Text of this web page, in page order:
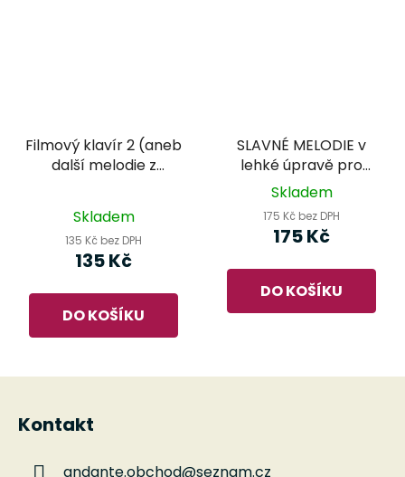
Filmový klavír 2 (aneb
další melodie z
hodnocení
produktu
5,0
z
hvězdiček.
Skladem
135 Kč bez DPH
135 Kč
DO KOŠÍKU
SLAVNÉ MELODIE v
lehké úpravě pro
klavír 8
Skladem
175 Kč bez DPH
175 Kč
DO KOŠÍKU
Kontakt
andante.obchod@seznam.cz